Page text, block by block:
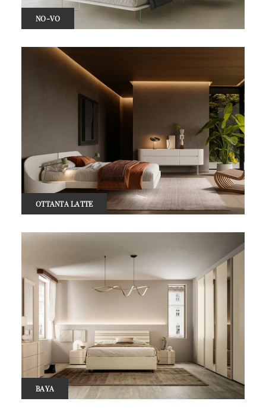
NO-VO
OTTANTA LATTE
BAYA